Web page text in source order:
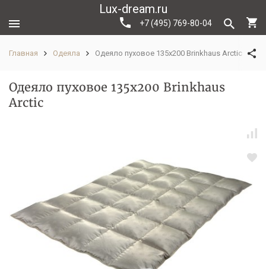
Lux-dream.ru
+7 (495) 769-80-04
Главная Одеяла Одеяло пуховое 135х200 Brinkhaus Arctic
Одеяло пуховое 135х200 Brinkhaus
Arctic